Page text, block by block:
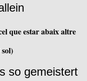
que estar abaix altre
so gemeistert